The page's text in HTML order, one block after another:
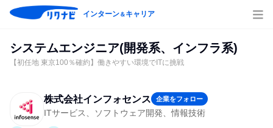
インターン＆キャリア
システムエンジニア(開発系、インフラ系)
【初任地 東京100％確約】働きやすい環境でITに挑戦
株式会社インフォセンス 企業をフォロー
ITサービス、ソフトウェア開発、情報技術